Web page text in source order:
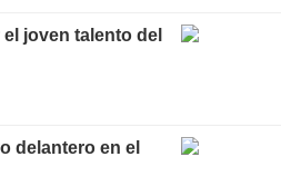
joven talento del
delantero en el